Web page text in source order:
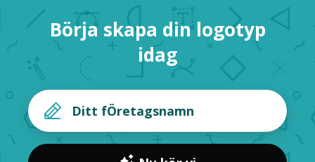
Börja skapa din logotyp
idag